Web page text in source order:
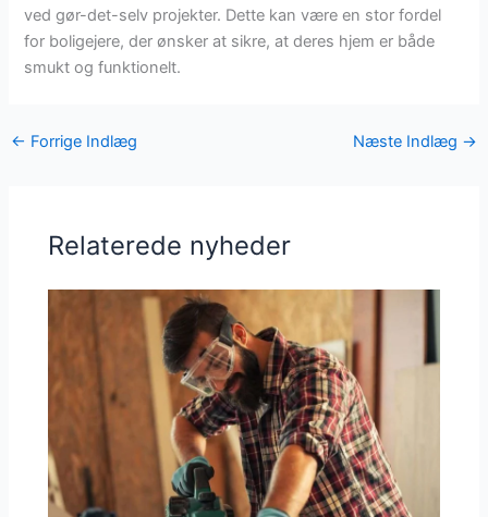
ved gør-det-selv projekter. Dette kan være en stor fordel
for boligejere, der ønsker at sikre, at deres hjem er både
smukt og funktionelt.
← Forrige Indlæg Næste Indlæg →
Relaterede nyheder